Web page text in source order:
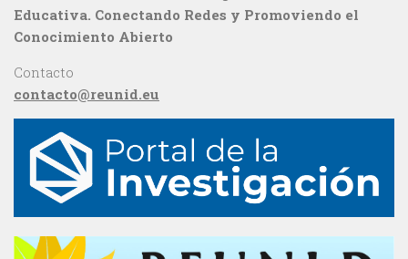
Educativa. Conectando Redes y Promoviendo el
Conocimiento Abierto
Contacto
contacto@reunid.eu